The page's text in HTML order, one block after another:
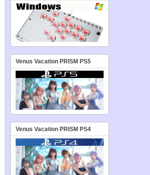
Venus Vacation PRISM PS5
Venus Vacation PRISM PS4